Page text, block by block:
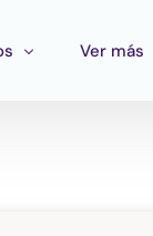
Ver más